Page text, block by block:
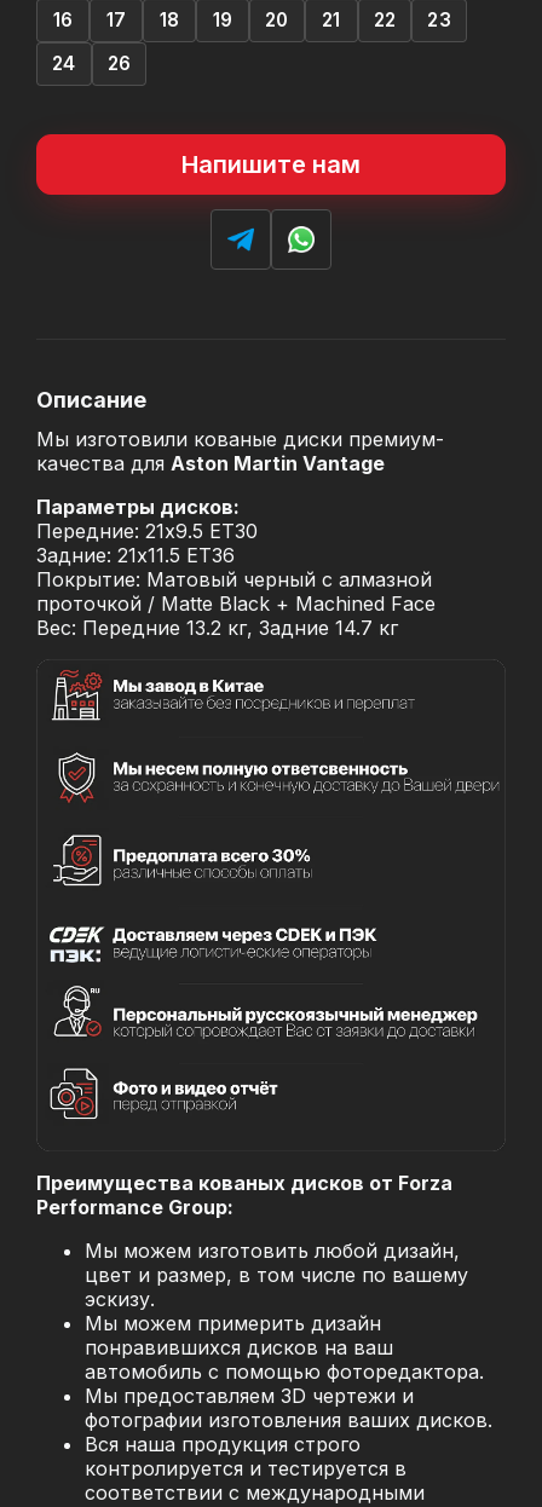
16 17 18 19 20 21 22
23
24
26
Напишите нам
Описание
Мы изготовили кованые диски премиум-
качества для Aston Martin Vantage
Параметры дисков:
Передние: 21x9.5 ET30
Задние: 21x11.5 ET36
Покрытие: Матовый черный с алмазной
проточкой / Matte Black + Machined Face
Вес: Передние 13.2 кг, Задние 14.7 кг
Преимущества кованых дисков от Forza
Performance Group:
Мы можем изготовить любой дизайн,
цвет и размер, в том числе по вашему
эскизу.
Мы можем примерить дизайн
понравившихся дисков на ваш
автомобиль с помощью фоторедактора.
Мы предоставляем 3D чертежи и
фотографии изготовления ваших дисков.
Вся наша продукция строго
контролируется и тестируется в
соответствии с международными